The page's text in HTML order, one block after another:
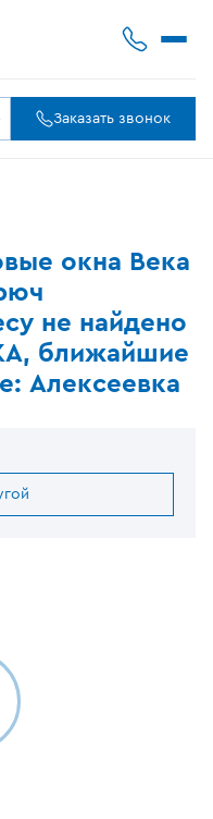
Заказать звонок
окна Века
не найдено
ближайшие
Алексеевка